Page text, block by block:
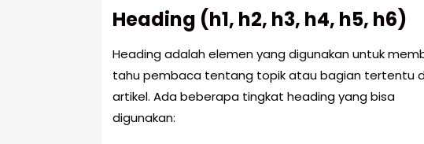
Heading (h1, h2, h3, h4, h5, h6)
Heading adalah elemen yang digunakan untuk
tahu pembaca tentang topik atau bagian tertentu
artikel. Ada beberapa tingkat heading yang bisa
digunakan: